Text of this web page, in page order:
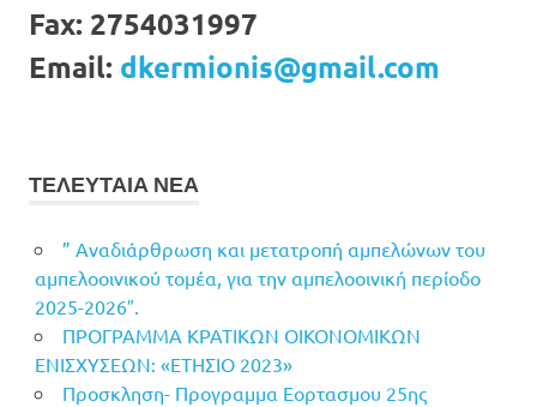
Fax: 2754031997
Email: dkermionis@gmail.com
ΤΕΛΕΥΤΑΙΑ ΝΕΑ
” Αναδιάρθρωση και μετατροπή αμπελώνων του
αμπελοοινικού τομέα, για την αμπελοοινική περίοδο
2025-2026″.
ΠΡΟΓΡΑΜΜΑ ΚΡΑΤΙΚΩΝ ΟΙΚΟΝΟΜΙΚΩΝ
ΕΝΙΣΧΥΣΕΩΝ: «ΕΤΗΣΙΟ 2023»
Προσκληση- Προγραμμα Εορτασμου 25ης